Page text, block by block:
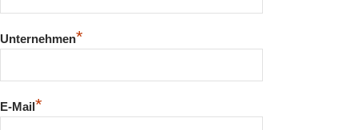
Unternehmen*
E-Mail*